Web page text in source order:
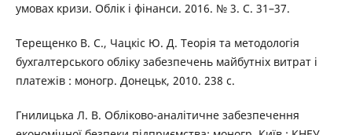
умовах кризи. Облік і фінанси. 2016. № 3. С. 31–37.
Терещенко В. С., Чацкіс Ю. Д. Теорія та методологія
бухгалтерського обліку забезпечень майбутніх витрат і
платежів : моногр. Донецьк, 2010. 238 с.
Гнилицька Л. В. Обліково-аналітичне забезпечення